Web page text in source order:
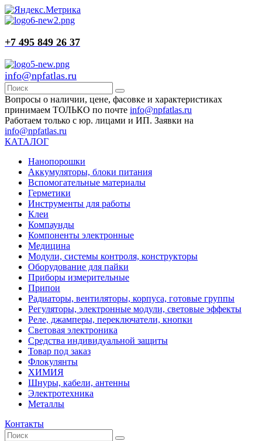
+7 495 849 26 37
info@npfatlas.ru
Вопросы о наличии, цене, фасовке и характеристиках
принимаем ТОЛЬКО по почте info@npfatlas.ru
Работаем только с юр. лицами и ИП. Заявки на
info@npfatlas.ru
КАТАЛОГ
Нанопорошки
Аккумуляторы, блоки питания
Вспомогательные материалы
Герметики
Инструменты для работы
Клеи
Компаунды
Компоненты электронные
Медицина
Модули, системы контроля, конструкторы
Оборудование для пайки
Приборы измерительные
Припои
Радиаторы, вентиляторы, корпуса, готовые группы
Регуляторы, электронные модули, световые эффекты
Реле, джамперы, переключатели, кнопки
Световая электроника
Средства индивидуальной защиты
Товар под заказ
Флокулянты
ХИМИЯ
Шнуры, кабели, антенны
Электротехника
Металлы
Контакты